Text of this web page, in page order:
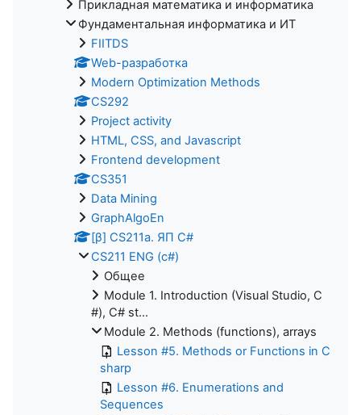
Прикладная математика и информатика
Фундаментальная информатика и ИТ
FIITDS
Web-разработка
Modern Optimization Methods
CS292
Project activity
HTML, CSS, and Javascript
Frontend development
CS351
Data Mining
GraphAlgoEn
[β] CS211a. ЯП С#
CS211 ENG (c#)
Общее
Module 1. Introduction (Visual Studio, C
#), C# st...
Module 2. Methods (functions), arrays
Lesson #5. Methods or Functions in C
sharp
Lesson #6. Enumerations and
Sequences